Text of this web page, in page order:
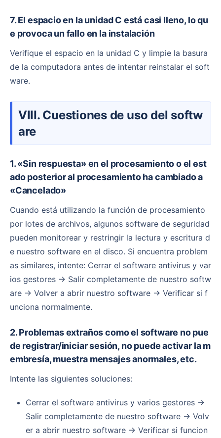
7. El espacio en la unidad C está casi lleno, lo qu
e provoca un fallo en la instalación
Verifique el espacio en la unidad C y limpie la basura
de la computadora antes de intentar reinstalar el soft
ware.
VIII. Cuestiones de uso del softw
are
1. «Sin respuesta» en el procesamiento o el est
ado posterior al procesamiento ha cambiado a
«Cancelado»
Cuando está utilizando la función de procesamiento
por lotes de archivos, algunos software de seguridad
pueden monitorear y restringir la lectura y escritura d
e nuestro software en el disco. Si encuentra problem
as similares, intente: Cerrar el software antivirus y var
ios gestores → Salir completamente de nuestro softw
are → Volver a abrir nuestro software → Verificar si f
unciona normalmente.
2. Problemas extraños como el software no pue
de registrar/iniciar sesión, no puede activar la m
embresía, muestra mensajes anormales, etc.
Intente las siguientes soluciones:
Cerrar el software antivirus y varios gestores →
Salir completamente de nuestro software → Volv
er a abrir nuestro software → Verificar si funcion